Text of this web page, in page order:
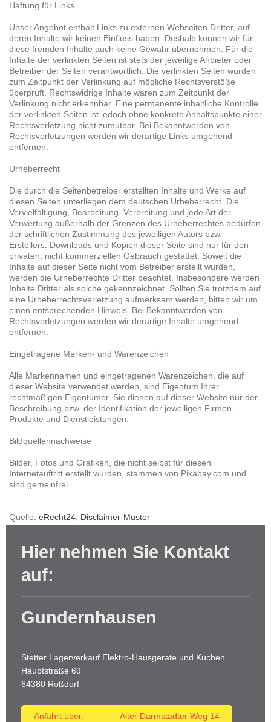
Haftung für Links
Unser Angebot enthält Links zu externen Webseiten Dritter, auf
deren Inhalte wir keinen Einfluss haben. Deshalb können wir für
diese fremden Inhalte auch keine Gewähr übernehmen. Für die
Inhalte der verlinkten Seiten ist stets der jeweilige Anbieter oder
Betreiber der Seiten verantwortlich. Die verlinkten Seiten wurden
zum Zeitpunkt der Verlinkung auf mögliche Rechtsverstöße
überprüft. Rechtswidrige Inhalte waren zum Zeitpunkt der
Verlinkung nicht erkennbar. Eine permanente inhaltliche Kontrolle
der verlinkten Seiten ist jedoch ohne konkrete Anhaltspunkte einer
Rechtsverletzung nicht zumutbar. Bei Bekanntwerden von
Rechtsverletzungen werden wir derartige Links umgehend
entfernen.
Urheberrecht
Die durch die Seitenbetreiber erstellten Inhalte und Werke auf
diesen Seiten unterliegen dem deutschen Urheberrecht. Die
Vervielfältigung, Bearbeitung, Verbreitung und jede Art der
Verwertung außerhalb der Grenzen des Urheberrechtes bedürfen
der schriftlichen Zustimmung des jeweiligen Autors bzw.
Erstellers. Downloads und Kopien dieser Seite sind nur für den
privaten, nicht kommerziellen Gebrauch gestattet. Soweit die
Inhalte auf dieser Seite nicht vom Betreiber erstellt wurden,
werden die Urheberrechte Dritter beachtet. Insbesondere werden
Inhalte Dritter als solche gekennzeichnet. Sollten Sie trotzdem auf
eine Urheberrechtsverletzung aufmerksam werden, bitten wir um
einen entsprechenden Hinweis. Bei Bekanntwerden von
Rechtsverletzungen werden wir derartige Inhalte umgehend
entfernen.
Eingetragene Marken- und Warenzeichen
Alle Markennamen und eingetragenen Warenzeichen, die auf
dieser Website verwendet werden, sind Eigentum Ihrer
rechtmäßigen Eigentümer. Sie dienen auf dieser Website nur der
Beschreibung bzw. der Identifikation der jeweiligen Firmen,
Produkte und Dienstleistungen.
Bildquellennachweise
Bilder, Fotos und Grafiken, die nicht selbst für diesen
Internetauftritt erstellt wurden, stammen von Pixabay.com und
sind gemeinfrei.
Quelle: eRecht24; Disclaimer-Muster
Hier nehmen Sie Kontakt
auf:
Gundernhausen
Stetter Lagerverkauf Elektro-Hausgeräte und Küchen
Hauptstraße 69
64380 Roßdorf
Anfahrt über: Alter Darmstädter Weg 14